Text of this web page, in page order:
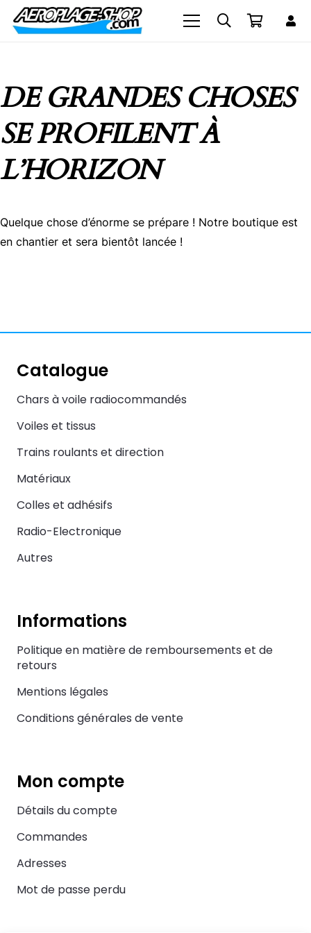
DE GRANDES CHOSES
SE PROFILENT À
L’HORIZON
Quelque chose d’énorme se prépare ! Notre boutique est
en chantier et sera bientôt lancée !
Catalogue
Chars à voile radiocommandés
Voiles et tissus
Trains roulants et direction
Matériaux
Colles et adhésifs
Radio-Electronique
Autres
Informations
Politique en matière de remboursements et de
retours
Mentions légales
Conditions générales de vente
Mon compte
Détails du compte
Commandes
Adresses
Mot de passe perdu